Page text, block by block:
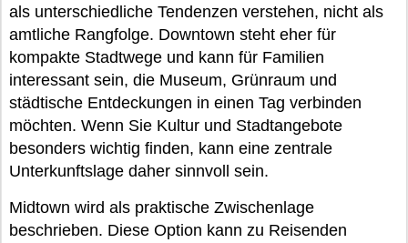
als unterschiedliche Tendenzen verstehen, nicht als
amtliche Rangfolge. Downtown steht eher für
kompakte Stadtwege und kann für Familien
interessant sein, die Museum, Grünraum und
städtische Entdeckungen in einen Tag verbinden
möchten. Wenn Sie Kultur und Stadtangebote
besonders wichtig finden, kann eine zentrale
Unterkunftslage daher sinnvoll sein.
Midtown wird als praktische Zwischenlage
beschrieben. Diese Option kann zu Reisenden